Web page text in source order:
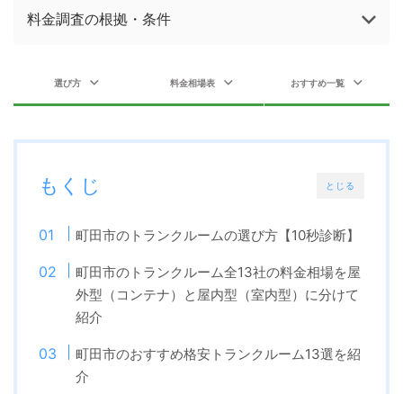
料金調査の根拠・条件
選び方 料金相場表 おすすめ一覧
とじる
もくじ
町田市のトランクルームの選び方【10秒診断】
町田市のトランクルーム全13社の料金相場を屋
外型（コンテナ）と屋内型（室内型）に分けて
紹介
町田市のおすすめ格安トランクルーム13選を紹
介